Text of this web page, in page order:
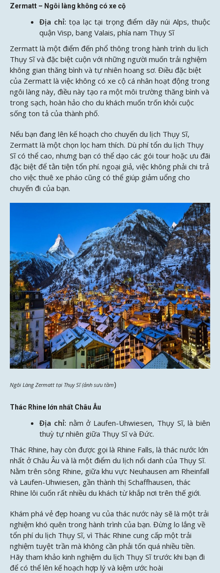
Zermatt – Ngôi làng không có xe cộ
Địa chỉ: tọa lạc tại trọng điểm dãy núi Alps, thuộc
quận Visp, bang Valais, phía nam Thụy Sĩ
Zermatt là một điểm đến phổ thông trong hành trình du lịch
Thụy Sĩ và đặc biệt cuộn với những người muốn trải nghiệm
không gian thăng bình và tự nhiên hoang sơ. Điều đặc biệt
của Zermatt là việc không có xe cộ cá nhân hoạt động trong
ngôi làng này, điều này tạo ra một môi trường thăng bình và
trong sạch, hoàn hảo cho du khách muốn trốn khỏi cuộc
sống ton tả của thành phố.
Nếu bạn đang lên kế hoạch cho chuyến du lịch Thụy Sĩ,
Zermatt là một chọn lọc ham thích. Dù phí tổn du lịch Thụy
Sĩ có thể cao, nhưng bạn có thể dạo các gói tour hoặc ưu đãi
đặc biệt để tằn tiện tổn phí. ngoại giả, việc không phải chi trả
cho việc thuê xe pháo cũng có thể giúp giảm uổng cho
chuyến đi của bạn.
Ngôi Làng Zermatt tại Thụy Sĩ (ảnh sưu tầm)
Thác Rhine lớn nhất Châu Âu
Địa chỉ: nằm ở Laufen-Uhwiesen, Thụy Sĩ, là biên
thuỳ tự nhiên giữa Thụy Sĩ và Đức.
Thác Rhine, hay còn được gọi là Rhine Falls, là thác nước lớn
nhất ở Châu Âu và là một điểm du lịch nổi danh của Thụy Sĩ.
Nằm trên sông Rhine, giữa khu vực Neuhausen am Rheinfall
và Laufen-Uhwiesen, gần thành thị Schaffhausen, thác
Rhine lôi cuốn rất nhiều du khách từ khắp nơi trên thế giới.
Khám phá vẻ đẹp hoang vu của thác nước này sẽ là một trải
nghiệm khó quên trong hành trình của bạn. Đừng lo lắng về
tổn phí du lịch Thụy Sĩ, vì Thác Rhine cung cấp một trải
nghiệm tuyệt trần mà không cần phải tốn quá nhiều tiền.
Hãy tham khảo kinh nghiệm du lịch Thụy Sĩ trước khi bạn đi
để có thể lên kế hoạch hợp lý và kiệm ước hoài